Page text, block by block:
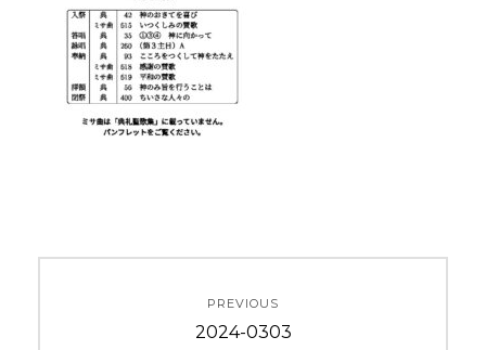
PREVIOUS
Previous
2024-0303